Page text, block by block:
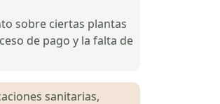
sobre ciertas plantas
de pago y la falta de
sanitarias,